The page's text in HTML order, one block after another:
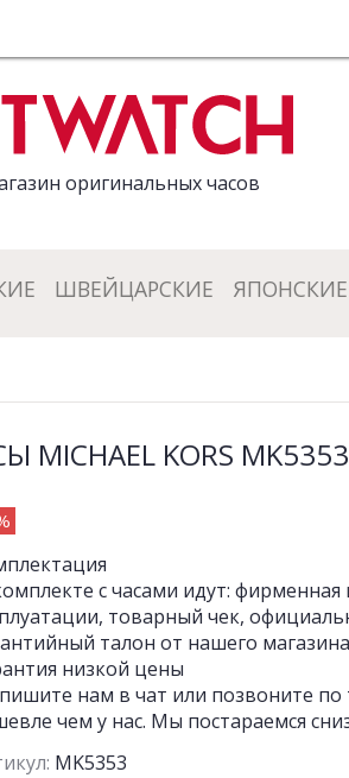
оригинальных часов
ШВЕЙЦАРСКИЕ ЯПОНСКИЕ
KORS MK5353
с часами идут:
товарный чек,
талон от нашего
низкой цены
нам в чат или позвоните
чем у нас. Мы постараемся
MK5353